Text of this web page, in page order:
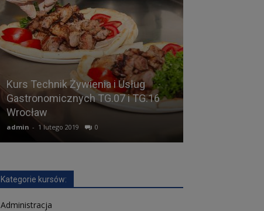
Kurs Technik Żywienia i Usług
Gastronomicznych TG.07 i TG.16
Wrocław
admin - 1 lutego 2019 0
Kategorie kursów:
Administracja